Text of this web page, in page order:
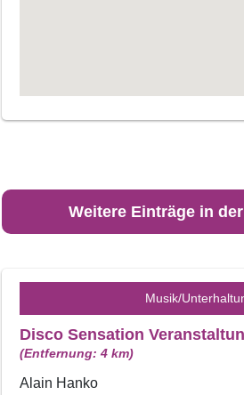
Weitere Einträge in
Musik/
Disco Sensation
(Entfernung: 4 km)
Alain Hanko